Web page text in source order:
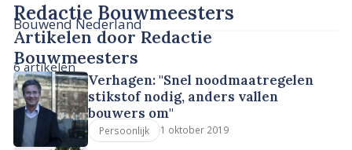
Redactie Bouwmeesters
Bouwend Nederland
Artikelen door Redactie
Bouwmeesters
6 artikelen
Verhagen: "Snel noodmaatregelen
stikstof nodig, anders vallen
bouwers om"
Persoonlijk 1 oktober 2019